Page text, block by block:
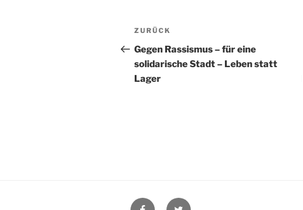
Beitragsnavigation
Vorheriger
Beitrag
ZURÜCK
Gegen Rassismus – für eine
solidarische Stadt – Leben statt
Lager
FacebookTwitter